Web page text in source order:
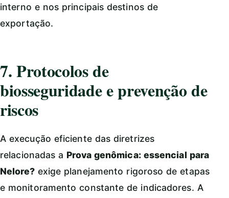
interno e nos principais destinos de
exportação.
7. Protocolos de
biosseguridade e prevenção de
riscos
A execução eficiente das diretrizes
relacionadas a Prova genômica: essencial para
Nelore?exige planejamento rigoroso de etapas
e monitoramento constante de indicadores. A